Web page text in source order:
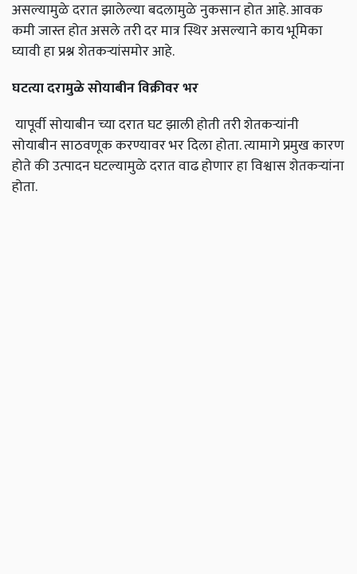
असल्यामुळे दरात झालेल्या बदलामुळे नुकसान होत आहे. आवक
कमी जास्त होत असले तरी दर मात्र स्थिर असल्याने काय भूमिका
घ्यावी हा प्रश्न शेतकर्‍यांसमोर आहे.
घटत्या दरामुळे सोयाबीन विक्रीवर भर
यापूर्वी सोयाबीन च्या दरात घट झाली होती तरी शेतकऱ्यांनी
सोयाबीन साठवणूक करण्यावर भर दिला होता. त्यामागे प्रमुख कारण
होते की उत्पादन घटल्यामुळे दरात वाढ होणार हा विश्वास शेतकऱ्यांना
होता.